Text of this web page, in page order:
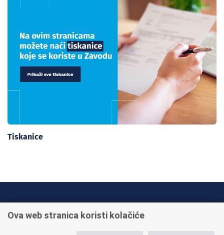
Tiskanice
+385 1 45 95 011
Ova web stranica koristi kolačiće